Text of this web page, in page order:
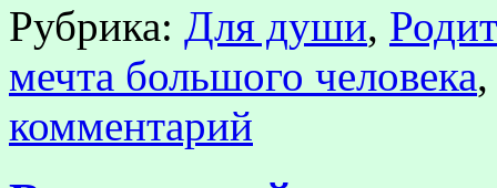
Рубрика: Для души,
мечта большого человека
комментарий